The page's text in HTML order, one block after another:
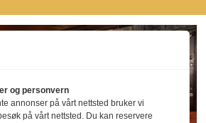
og personvern
annonser på vårt nettsted bruker vi
på vårt nettsted. Du kan reservere